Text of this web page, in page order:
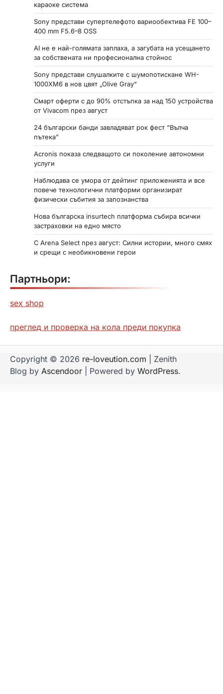
караоке система
Sony представи супертелефото вариообектива FE 100–
400 mm F5.6–8 OSS
AI не е най-голямата заплаха, а загубата на усещането
за собствената ни професионална стойнос
Sony представи слушалките с шумопотискане WH-
1000XM6 в нов цвят „Olive Gray“
Смарт оферти с до 90% отстъпка за над 150 устройства
от Vivacom през август
24 български банди завладяват рок фест “Вълча
пътека”
Acronis показа следващото си поколение автономни
услуги
Наблюдава се умора от дейтинг приложенията и все
повече технологични платформи организират
физически събития за запознанства
Нова българска insurtech платформа събира всички
застраховки на едно място
С Arena Select през август: Силни истории, много смях
и срещи с необикновени герои
Партньори:
sex shop
преглед и проверка на кола преди покупка
Copyright © 2026 re-loveution.com | Zenith
Blog by Ascendoor | Powered by WordPress.